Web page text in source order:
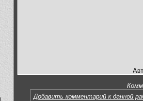
Добавить комментарий к данной